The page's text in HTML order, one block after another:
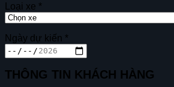
Loại xe *
Ngày dự kiến *
THÔNG TIN KHÁCH HÀNG